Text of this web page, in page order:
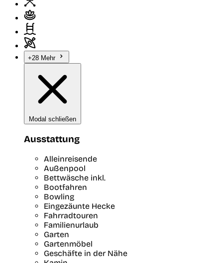
+28 Mehr
Modal schließen
Ausstattung
Alleinreisende
Außenpool
Bettwäsche inkl.
Bootfahren
Bowling
Eingezäunte Hecke
Fahrradtouren
Familienurlaub
Garten
Gartenmöbel
Geschäfte in der Nähe